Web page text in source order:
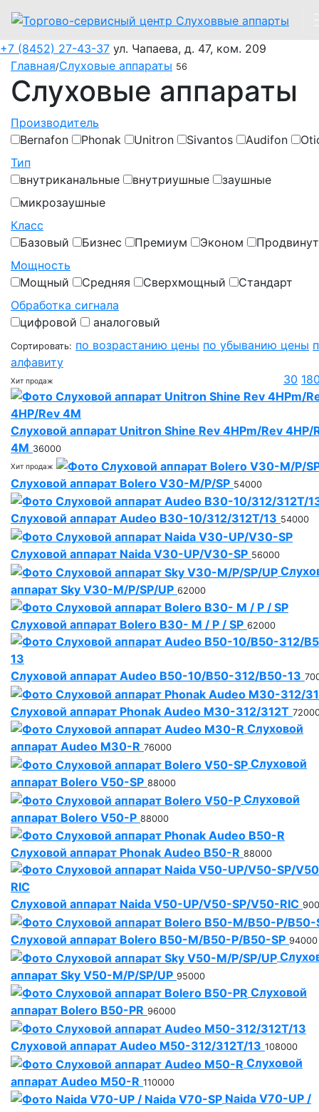
+7 (8452) 27-43-37 ул. Чапаева, д. 47, ком. 209
Главная/Слуховые аппараты 56
Слуховые аппараты
Производитель
Bernafon
Phonak Unitron Sivantos Audifon
Тип
внутриканальные
внутриушные
заушные
микрозаушные
Класс
Базовый
Бизнес Премиум Эконом
Мощность
Мощный
Средняя Сверхмощный
Стандарт
Обработка сигнала
цифровой
аналоговый
Сортировать: по возрастанию цены по убыванию цены
алфавиту
30
Хит продаж
Слуховой аппарат Unitron Shine Rev 4HPm/Rev 4HP/
4M 36000
Хит продаж
Слуховой аппарат Bolero V30-M/P/SP 54000
Слуховой аппарат Audeo B30-10/312/312T/13 54000
Слуховой аппарат Naida V30-UP/V30-SP 56000
аппарат Sky V30-M/P/SP/UP 62000
Слуховой аппарат Bolero B30- M / P / SP 62000
Слуховой аппарат Audeo B50-10/B50-312/B50-13
Слуховой аппарат Phonak Audeo M30-312/312T
Слуховой
аппарат Audeo М30-R 76000
Слуховой
аппарат Bolero V50-SP 88000
Слуховой
аппарат Bolero V50-P 88000
Слуховой аппарат Phonak Audeo B50-R 88000
Слуховой аппарат Naida V50-UP/V50-SP/V50-RIC
Слуховой аппарат Bolero B50-M/B50-P/B50-SP 94000
аппарат Sky V50-M/P/SP/UP 95000
Слуховой
аппарат Bolero B50-PR 96000
Слуховой аппарат Audeo M50-312/312T/13 108000
Слуховой
аппарат Audeo M50-R 110000
Naida V70-UP /